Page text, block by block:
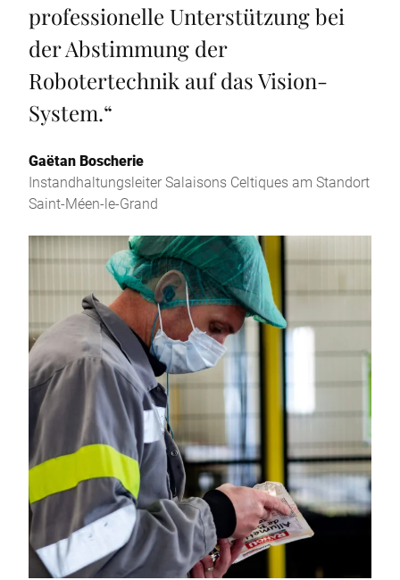
professionelle Unterstützung bei
der Abstimmung der
Robotertechnik auf das Vision-
System.“
Gaëtan Boscherie
Instandhaltungsleiter Salaisons Celtiques am Standort
Saint-Méen-le-Grand